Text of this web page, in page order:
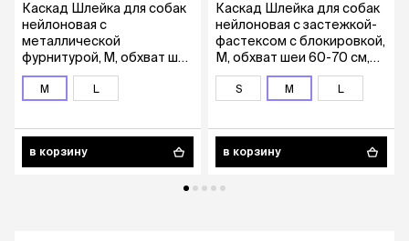
Каскад Шлейка для собак
нейлоновая с
металлической
фурнитурой, M, обхват шеи
60-70 см, обхват груди
70-90 см, цвет в
M L
в корзину
Каскад Шлейка для собак
нейлоновая с застежкой-
фастексом с блокировкой,
М, обхват шеи 60-70 см,
обхват груди 70-90 см,
полицейский камуфляж
S M L
в корзину